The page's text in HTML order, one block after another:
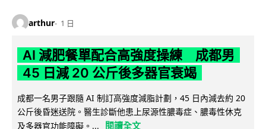
arthur 1 日
AI 減肥餐單配合高強度操練 成都男
45 日減 20 公斤後多器官衰竭
成都一名男子跟隨 AI 制訂高強度減脂計劃，45 日內減去約 20
公斤後昏迷送院。醫生診斷他患上尿源性膿毒症、膿毒性休克
及多器官功能障礙。...
閱讀全文